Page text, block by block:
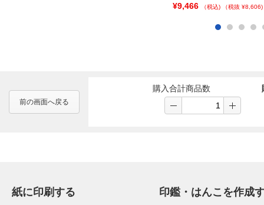
¥9,466
（税込) （税抜 ¥8,606)
前の画面へ戻る
購入合計商品数
紙に印刷する 印鑑・はんこを作成